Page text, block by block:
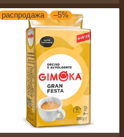
распродажа –5%